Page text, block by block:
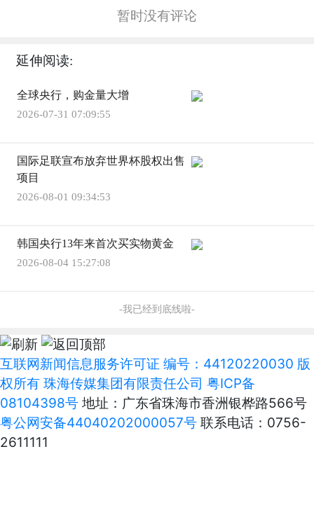
暂时没有评论
延伸阅读:
全球央行，购金量大增
2026-07-31 07:09:55
国际足联宣布放弃世界杯股权出售
项目
2026-08-01 09:34:53
韩国央行13年来首次买实物黄金
2026-08-04 15:27:08
-我已经到底线啦-
互联网新闻信息服务许可证 编号：44120220030 版
权所有 珠海传媒集团有限责任公司 粤ICP备
08104398号 地址：广东省珠海市香洲银桦路566号
粤公网安备44040202000057号 联系电话：0756-
2611111